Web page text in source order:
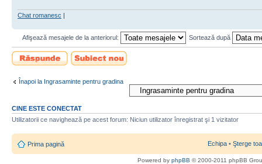
Chat romanesc
Afişează mesajele de la anteriorul: Sortează după
Scrie un răspuns
Scrie un subiect
nou
Înapoi la Ingrasaminte pentru gradina
CINE ESTE CONECTAT
Utilizatorii ce navighează pe acest forum: Niciun utilizator înregistrat şi 1 vizitator
Prima pagină Echipa • Şterge
Powered by phpBB © 2000-2011 phpBB